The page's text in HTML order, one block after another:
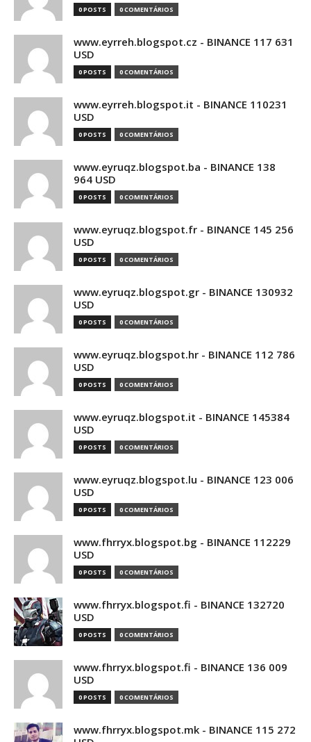
0 POSTS 0 COMENTÁRIOS
www.eyrreh.blogspot.cz - BINANCE 117 631
USD
0 POSTS 0 COMENTÁRIOS
www.eyrreh.blogspot.it - BINANCE 110231
USD
0 POSTS 0 COMENTÁRIOS
www.eyruqz.blogspot.ba - BINANCE 138
964 USD
0 POSTS 0 COMENTÁRIOS
www.eyruqz.blogspot.fr - BINANCE 145 256
USD
0 POSTS 0 COMENTÁRIOS
www.eyruqz.blogspot.gr - BINANCE 130932
USD
0 POSTS 0 COMENTÁRIOS
www.eyruqz.blogspot.hr - BINANCE 112 786
USD
0 POSTS 0 COMENTÁRIOS
www.eyruqz.blogspot.it - BINANCE 145384
USD
0 POSTS 0 COMENTÁRIOS
www.eyruqz.blogspot.lu - BINANCE 123 006
USD
0 POSTS 0 COMENTÁRIOS
www.fhrryx.blogspot.bg - BINANCE 112229
USD
0 POSTS 0 COMENTÁRIOS
www.fhrryx.blogspot.fi - BINANCE 132720
USD
0 POSTS 0 COMENTÁRIOS
www.fhrryx.blogspot.fi - BINANCE 136 009
USD
0 POSTS 0 COMENTÁRIOS
www.fhrryx.blogspot.mk - BINANCE 115 272